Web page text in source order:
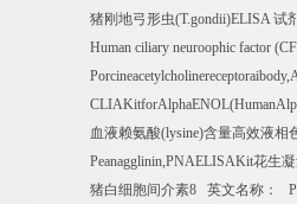
猪刚地弓形虫(T.gondii)ELISA试
Human ciliary neuroophic factor
血液赖氨酸(lysine)含量高效液相
Peanagglinin,PNAELISAKit花生
猪白细胞间介素8 英文名称：